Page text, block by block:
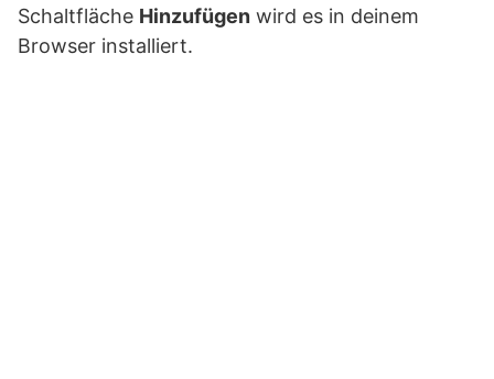
Schaltfläche Hinzufügen wird es in deinem
Browser installiert.